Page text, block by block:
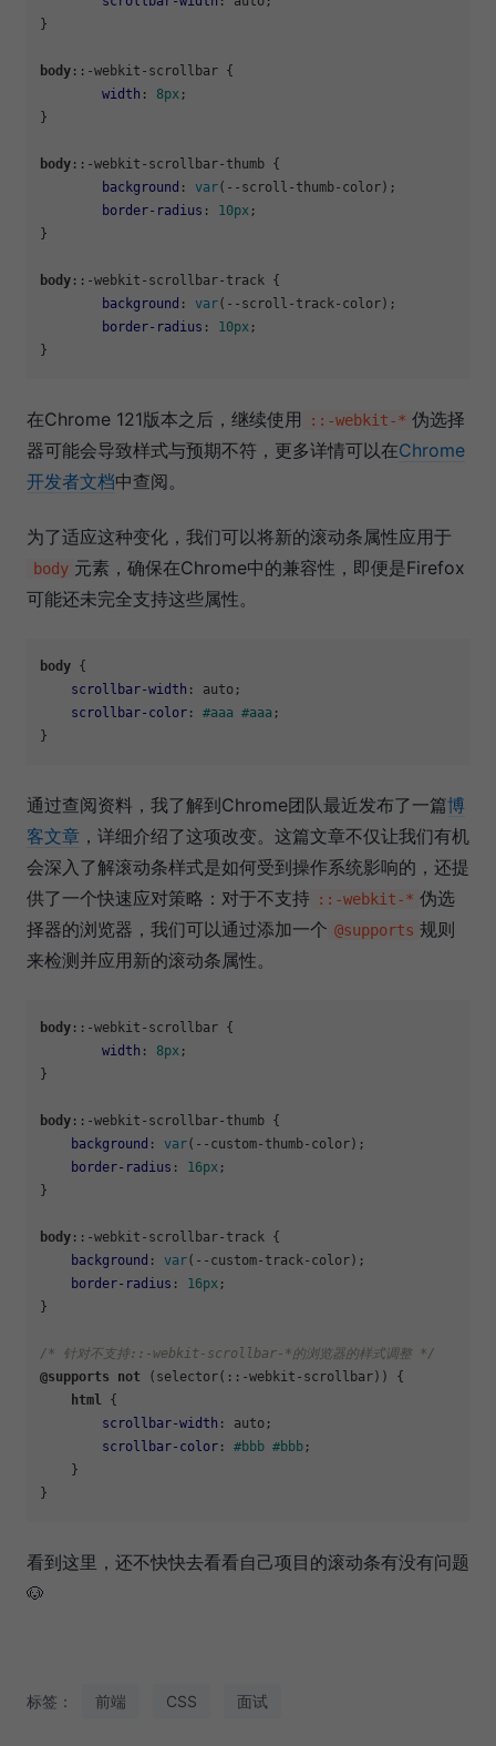
}
body ::-webkit-scrollbar {
width : 8px ;
}
body ::-webkit-scrollbar-thumb {
background : var(--scroll-thumb-color);
border-radius : 10px ;
}
body ::-webkit-scrollbar-track {
background : var(--scroll-track-color);
border-radius : 10px ;
在Chrome 121版本之后，继续使用 ::-webkit-* 伪选择
器可能会导致样式与预期不符，更多详情可以在Chrome
开发者文档中查阅。
为了适应这种变化，我们可以将新的滚动条属性应用于
body 元素，确保在Chrome中的兼容性，即便是Firefox
可能还未完全支持这些属性。
body {
scrollbar-width : auto;
scrollbar-color : #aaa #aaa ;
通过查阅资料，我了解到Chrome团队最近发布了一篇博
客文章 ，详细介绍了这项改变。这篇文章不仅让我们有机
会深入了解滚动条样式是如何受到操作系统影响的，还提
供了一个快速应对策略：对于不支持 ::-webkit-* 伪选
择器的浏览器，我们可以通过添加一个 @supports 规则
来检测并应用新的滚动条属性。
body ::-webkit-scrollbar {
width : 8px ;
}
body ::-webkit-scrollbar-thumb {
background : var(--custom-thumb-color);
border-radius : 16px ;
}
body ::-webkit-scrollbar-track {
background : var(--custom-track-color);
border-radius : 16px ;
}
/* 针对不支持::-webkit-scrollbar-*的浏览器的样式调整 */
@supports
not (selector(::-webkit-scrollbar)) {
html {
scrollbar-width : auto;
scrollbar-color : #bbb #bbb ;
    }
看到这里，还不快快去看看自己项目的滚动条有没有问题
🐶
标签： 前端 CSS 面试